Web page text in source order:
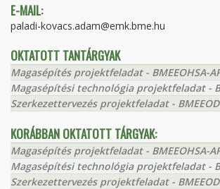
E-MAIL:
paladi-kovacs.adam@emk.bme.hu
OKTATOTT TANTÁRGYAK
Magasépítés projektfeladat - BMEEOHSA-
Magasépítési technológia projektfeladat -
Szerkezettervezés projektfeladat -
KORÁBBAN OKTATOTT TÁRGYAK:
Magasépítés projektfeladat - BMEEOHSA-
Magasépítési technológia projektfeladat -
Szerkezettervezés projektfeladat -